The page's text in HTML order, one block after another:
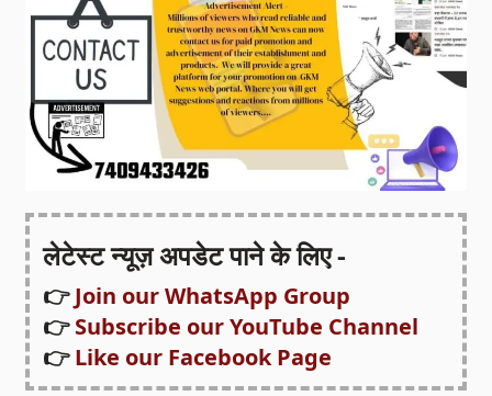
लेटेस्ट न्यूज़ अपडेट पाने के लिए -
👉Join our WhatsApp Group
👉Subscribe our YouTube Channel
👉Like our Facebook Page